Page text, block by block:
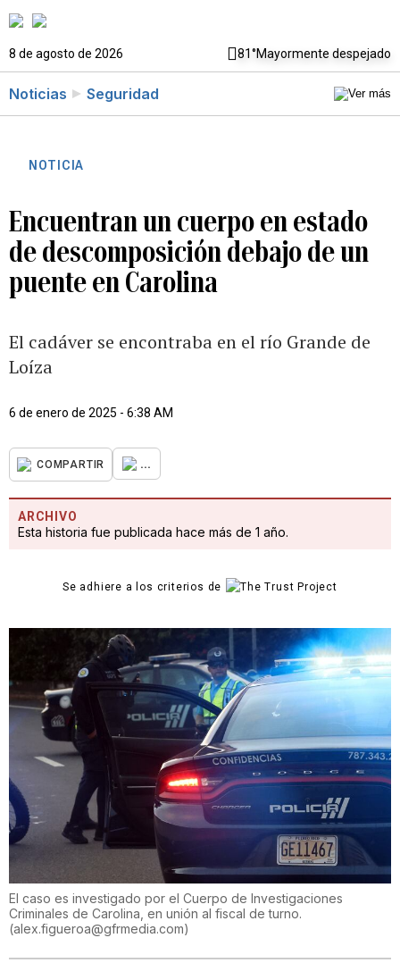
8 de agosto de 2026 81°Mayormente despejado
Noticias Seguridad
NOTICIA
Encuentran un cuerpo en estado
de descomposición debajo de un
puente en Carolina
El cadáver se encontraba en el río Grande de
Loíza
6 de enero de 2025 - 6:38 AM
COMPARTIR ...
ARCHIVO
Esta historia fue publicada hace más de 1 año.
Se adhiere a los criterios de
El caso es investigado por el Cuerpo de Investigaciones
Criminales de Carolina, en unión al fiscal de turno.
(alex.figueroa@gfrmedia.com)